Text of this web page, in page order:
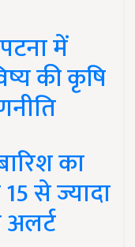
में
की कृषि
का
से ज्यादा